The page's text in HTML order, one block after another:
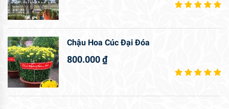
Chậu Hoa Cúc Đại Đóa
800.000₫